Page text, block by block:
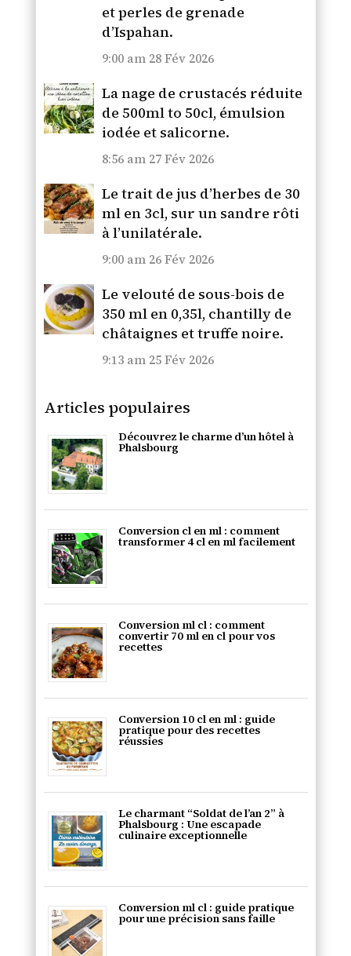
et perles de grenade
d’Ispahan.
9:00 am 28 Fév 2026
La nage de crustacés réduite
de 500ml to 50cl, émulsion
iodée et salicorne.
8:56 am 27 Fév 2026
Le trait de jus d’herbes de 30
ml en 3cl, sur un sandre rôti
à l’unilatérale.
9:00 am 26 Fév 2026
Le velouté de sous-bois de
350 ml en 0,35l, chantilly de
châtaignes et truffe noire.
9:13 am 25 Fév 2026
Articles populaires
Découvrez le charme d’un hôtel à
Phalsbourg
Conversion cl en ml : comment
transformer 4 cl en ml facilement
Conversion ml cl : comment
convertir 70 ml en cl pour vos
recettes
Conversion 10 cl en ml : guide
pratique pour des recettes
réussies
Le charmant “Soldat de l’an 2” à
Phalsbourg : Une escapade
culinaire exceptionnelle
Conversion ml cl : guide pratique
pour une précision sans faille